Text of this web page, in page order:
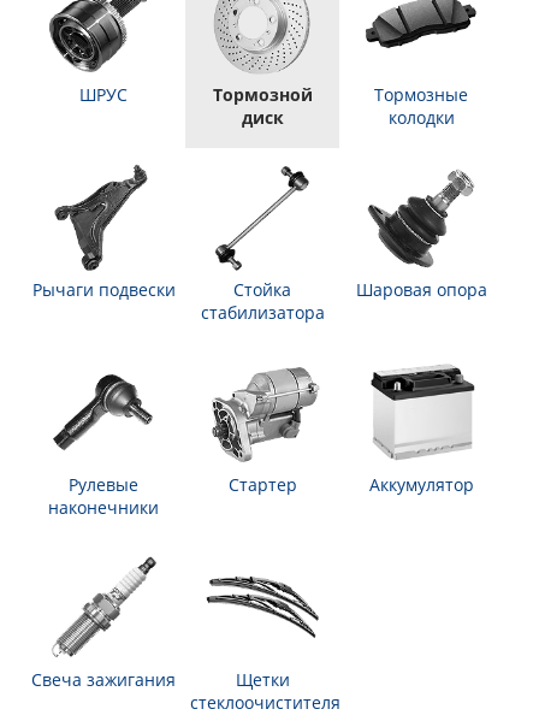
ШРУС
Тормозной
диск
Тормозные
колодки
Рычаги подвески
Стойка
стабилизатора
Шаровая опора
Рулевые
наконечники
Стартер Аккумулятор
Свеча зажигания
Щетки
стеклоочистителя